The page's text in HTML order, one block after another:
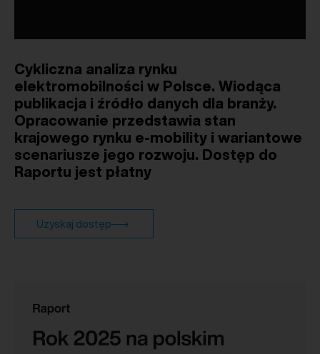
Cykliczna analiza rynku
elektromobilności w Polsce. Wiodąca
publikacja i źródło danych dla branży.
Opracowanie przedstawia stan
krajowego rynku e-mobility i wariantowe
scenariusze jego rozwoju. Dostęp do
Raportu jest płatny
Uzyskaj dostęp